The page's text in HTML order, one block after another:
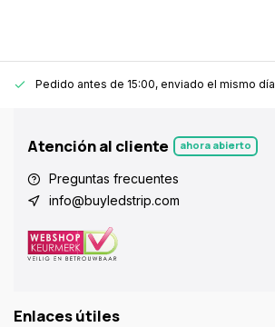
Pedido antes de 15:00, enviado el mismo día
Atención al cliente ahora abierto
Preguntas frecuentes
info@buyledstrip.com
Enlaces útiles